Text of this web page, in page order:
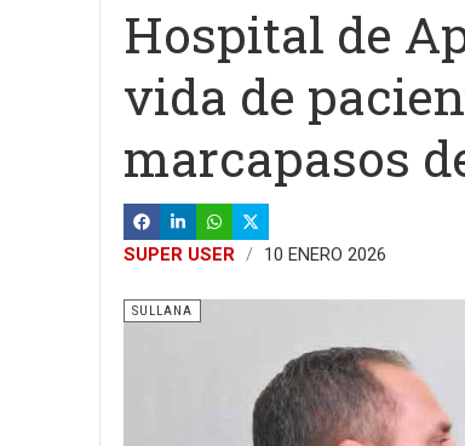
Hospital de
vida de
marcapasos
SUPER USER 10 ENERO 2026
SULLANA